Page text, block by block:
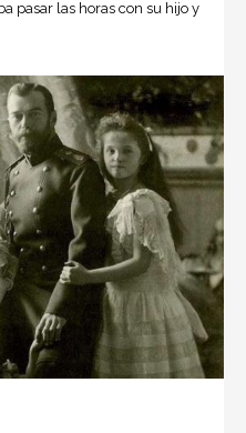
pasar las horas con su hijo y